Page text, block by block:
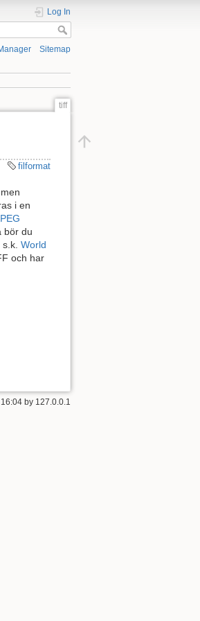
Log In
Sitemap
tiff
filformat
i en
bör du
World
och har
by 127.0.0.1